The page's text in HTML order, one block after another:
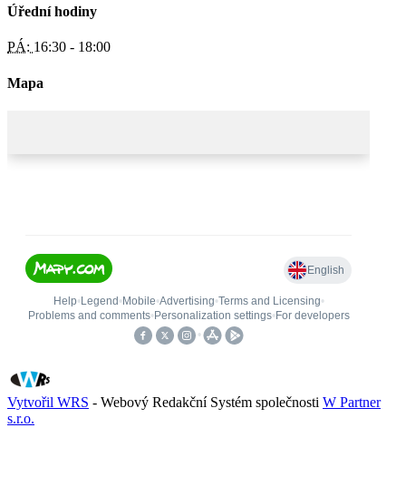
Úřední hodiny
PÁ: 16:30 - 18:00
Mapa
Vytvořil WRS - Webový Redakční Systém společnosti W Partner
s.r.o.